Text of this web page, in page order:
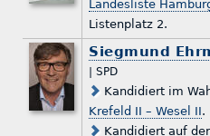
Landesliste
Listenplatz 2.
Siegmund
| SPD
Kandidiert im
Krefeld II – Wesel II.
Kandidiert auf der